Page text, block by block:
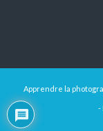
Apprendre la
-